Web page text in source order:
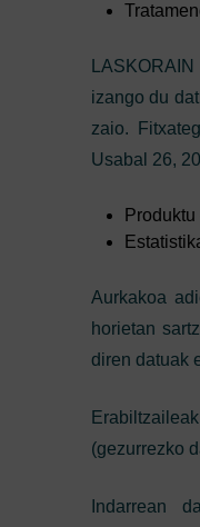
izango du
zaio.
Usabal 26,
Aurkakoa
horietan
diren datuak
(gezurrezko
Indarrean